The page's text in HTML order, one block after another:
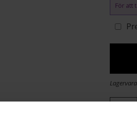
För att